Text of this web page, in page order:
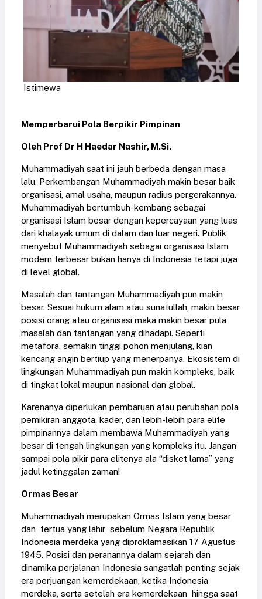
Istimewa
Memperbarui Pola Berpikir Pimpinan
Oleh Prof Dr H Haedar Nashir, M.Si.
Muhammadiyah saat ini jauh berbeda dengan masa
lalu. Perkembangan Muhammadiyah makin besar baik
organisasi, amal usaha, maupun radius pergerakannya.
Muhammadiyah bertumbuh-kembang sebagai
organisasi Islam besar dengan kepercayaan yang luas
dari khalayak umum di dalam dan luar negeri. Publik
menyebut Muhammadiyah sebagai organisasi Islam
modern terbesar bukan hanya di Indonesia tetapi juga
di level global.
Masalah dan tantangan Muhammadiyah pun makin
besar. Sesuai hukum alam atau sunatullah, makin besar
posisi orang atau organisasi maka makin besar pula
masalah dan tantangan yang dihadapi. Seperti
metafora, semakin tinggi pohon menjulang, kian
kencang angin bertiup yang menerpanya. Ekosistem di
lingkungan Muhammadiyah pun makin kompleks, baik
di tingkat lokal maupun nasional dan global.
Karenanya diperlukan pembaruan atau perubahan pola
pemikiran anggota, kader, dan lebih-lebih para elite
pimpinannya dalam membawa Muhammadiyah yang
besar di tengah lingkungan yang kompleks itu. Jangan
sampai pola pikir para elitenya ala “disket lama” yang
jadul ketinggalan zaman!
Ormas Besar
Muhammadiyah merupakan Ormas Islam yang besar
dan tertua yang lahir sebelum Negara Republik
Indonesia merdeka yang diproklamasikan 17 Agustus
1945. Posisi dan peranannya dalam sejarah dan
dinamika perjalanan Indonesia sangatlah penting sejak
era perjuangan kemerdekaan, ketika Indonesia
merdeka, serta setelah era kemerdekaan hingga saat